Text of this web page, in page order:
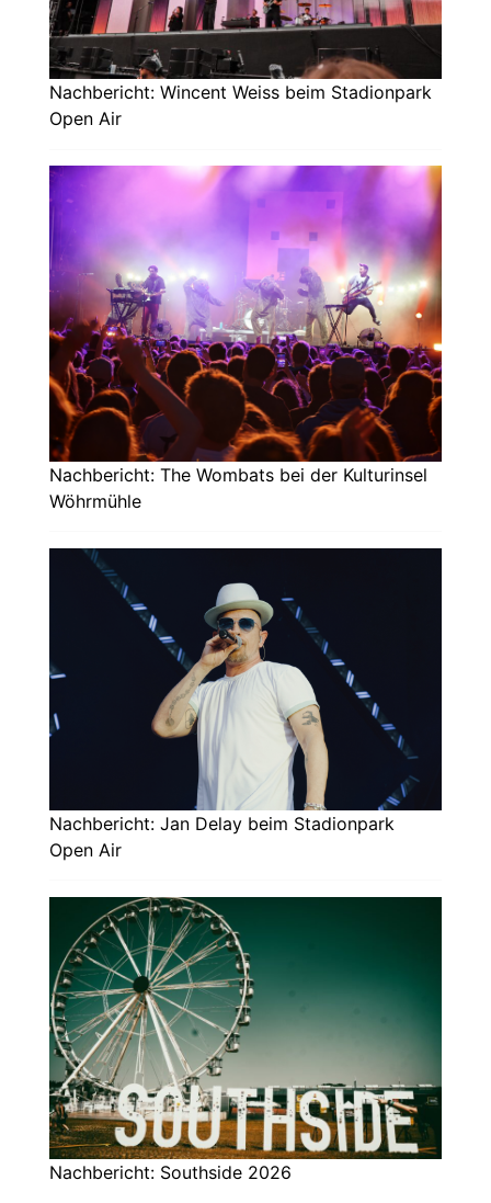
Nachbericht: Wincent Weiss beim Stadionpark
Open Air
Nachbericht: The Wombats bei der Kulturinsel
Wöhrmühle
Nachbericht: Jan Delay beim Stadionpark
Open Air
Nachbericht: Southside 2026